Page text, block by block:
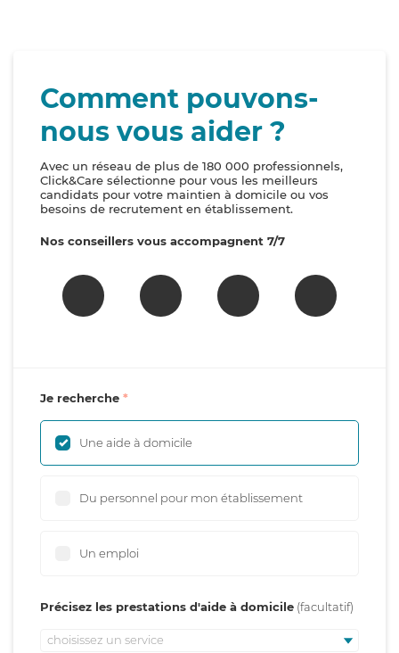
Comment pouvons-
nous vous aider ?
Avec un réseau de plus de 180 000 professionnels,
Click&Care sélectionne pour vous les meilleurs
candidats pour votre maintien à domicile ou vos
besoins de recrutement en établissement.
Nos conseillers vous accompagnent 7/7
Je recherche
Une aide à domicile
Du personnel pour mon établissement
Un emploi
Précisez les prestations d'aide à domicile
choisissez un service